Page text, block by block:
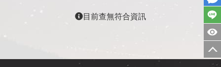
目前查無符合資訊